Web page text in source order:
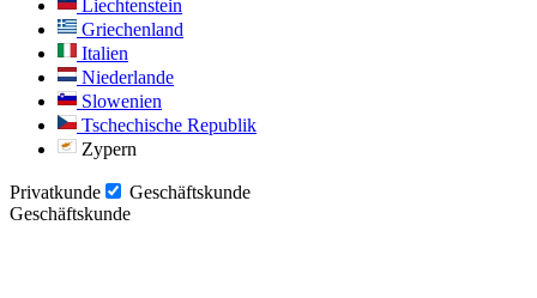
Liechtenstein
Griechenland
Italien
Niederlande
Slowenien
Tschechische Republik
Zypern
Privatkunde
Geschäftskunde
Geschäftskunde